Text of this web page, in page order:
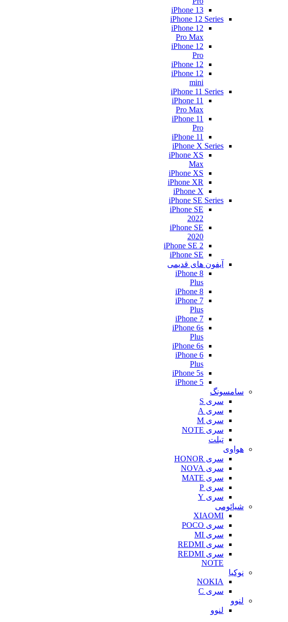
iPhone 13
iPhone 12 Series
iPhone 12
Pro Max
iPhone 12
Pro
iPhone 12
iPhone 12
mini
iPhone 11 Series
iPhone 11
Pro Max
iPhone 11
Pro
iPhone 11
iPhone X Series
iPhone XS
Max
iPhone XS
iPhone XR
iPhone X
iPhone SE Series
iPhone SE
2022
iPhone SE
2020
iPhone SE 2
iPhone SE
آیفون های قدیمی
iPhone 8
Plus
iPhone 8
iPhone 7
Plus
iPhone 7
iPhone 6s
Plus
iPhone 6s
iPhone 6
Plus
iPhone 5s
iPhone 5
سامسونگ
سری S
سری A
سری M
سری NOTE
تبلت
هواوی
سری HONOR
سری NOVA
سری MATE
سری P
سری Y
شیائومی
XIAOMI
سری POCO
سری MI
سری REDMI
سری REDMI
NOTE
نوکیا
NOKIA
سری C
لنوو
لنوو